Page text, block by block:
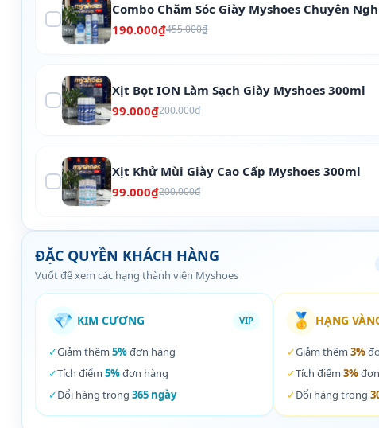
Combo Chăm Sóc Giày Myshoes Chuyên
190.000₫455.000₫
Xịt Bọt ION Làm Sạch Giày Myshoes 300ml
99.000₫200.000₫
Xịt Khử Mùi Giày Cao Cấp Myshoes 300ml
99.000₫200.000₫
ĐẶC QUYỀN KHÁCH HÀNG
Vuốt để xem các hạng thành viên Myshoes
💎 KIM CƯƠNG VIP
✓Giảm thêm 5%đơn hàng
✓Tích điểm 5%đơn hàng
✓Đổi hàng trong 365 ngày
🥇 HẠNG
✓Giảm thêm 3%
✓Tích điểm 3%
✓Đổi hàng trong